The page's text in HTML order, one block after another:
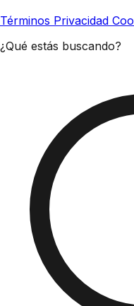
Términos Privacidad
¿Qué estás buscando?